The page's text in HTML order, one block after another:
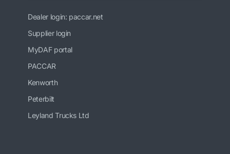
Dealer login: paccar.net
Supplier login
MyDAF portal
PACCAR
Kenworth
Peterbilt
Leyland Trucks Ltd